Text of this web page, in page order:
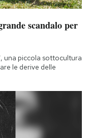
scandalo per
una piccola sottocultura
le derive delle